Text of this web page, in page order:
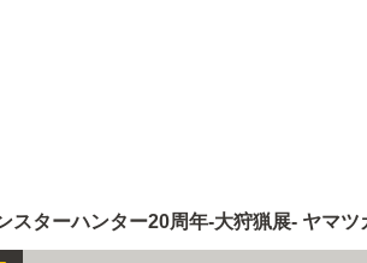
スターハンター20周年-大狩猟展- ヤマツ